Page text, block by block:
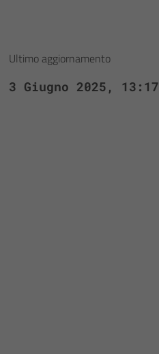
Ultimo aggiornamento
3 Giugno 2025, 13:17